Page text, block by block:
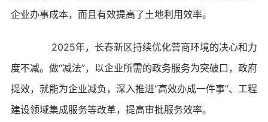
企业办事成本，而且有效提高了土地利用效率。
2025年，长春新区持续优化营商环境的决心和力
度不减。做“减法”，以企业所需的政务服务为突破口，政府
提效，就能为企业减负，深入推进“高效办成一件事”、工程
建设领域集成服务等改革，提高审批服务效率。